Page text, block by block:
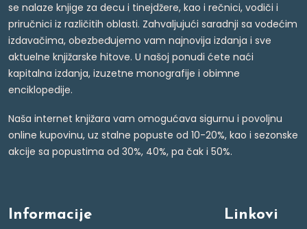
se nalaze knjige za decu i tinejdžere, kao i rečnici, vodiči i
priručnici iz različitih oblasti. Zahvaljujući saradnji sa vodećim
izdavačima, obezbeđujemo vam najnovija izdanja i sve
aktuelne knjižarske hitove. U našoj ponudi ćete naći
kapitalna izdanja, izuzetne monografije i obimne
enciklopedije.
Naša internet knjižara vam omogućava sigurnu i povoljnu
online kupovinu, uz stalne popuste od 10-20%, kao i sezonske
akcije sa popustima od 30%, 40%, pa čak i 50%.
Informacije Linkovi